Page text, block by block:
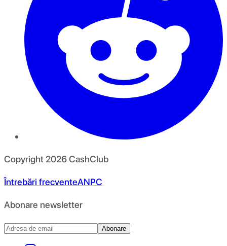
Copyright 2026CashClub
Întrebări frecventeANPC
Abonare newsletter
Abonare